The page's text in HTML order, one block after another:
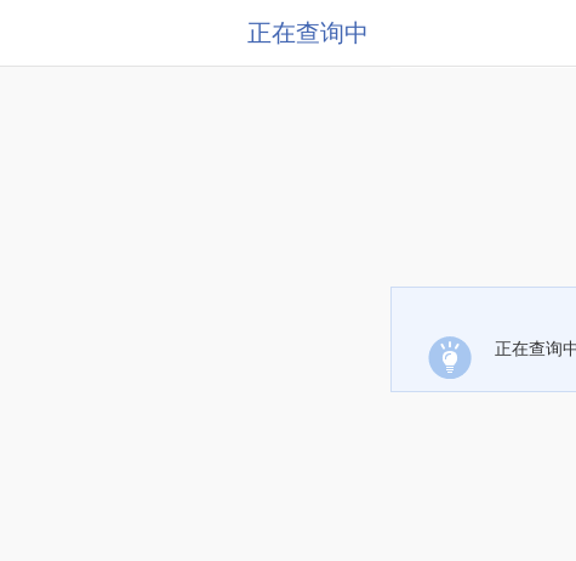
正在查询中
正在查询